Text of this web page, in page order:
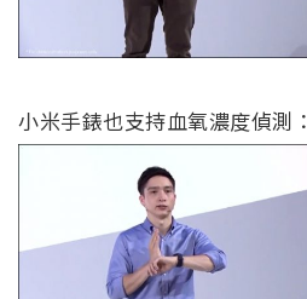
小米手錶也支持血氧濃度偵測：